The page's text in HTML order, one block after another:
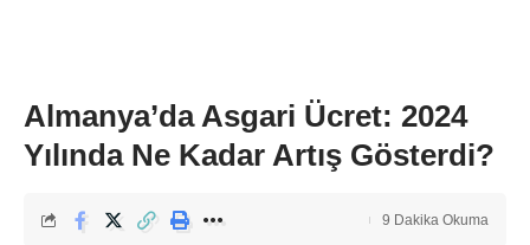
Almanya’da Asgari Ücret: 2024
Yılında Ne Kadar Artış Gösterdi?
9 Dakika Okuma